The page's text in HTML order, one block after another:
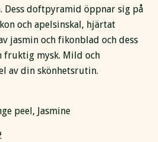
Dess doftpyramid öppnar sig på
och apelsinskal, hjärtat
jasmin och fikonblad och dess
fruktig mysk. Mild och
av din skönhetsrutin.
peel, Jasmine
: